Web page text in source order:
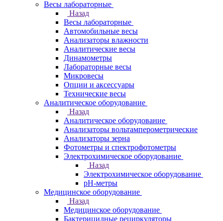
Весы лабораторные
Назад
Весы лабораторные
Автомобильные весы
Анализаторы влажности
Аналитические весы
Динамометры
Лабораторные весы
Микровесы
Опции и аксессуары
Технические весы
Аналитическое оборудование
Назад
Аналитическое оборудование
Анализаторы вольтамперометрические
Анализаторы зерна
Фотометры и спектрофотометры
Электрохимическое оборудование
Назад
Электрохимическое оборудование
pH-метры
Медицинское оборудование
Назад
Медицинское оборудование
Бактерицидные рециркуляторы